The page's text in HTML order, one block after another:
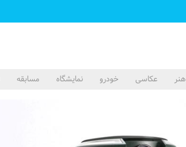
هنر عکاسی خودرو نمایشگاه مسابقه